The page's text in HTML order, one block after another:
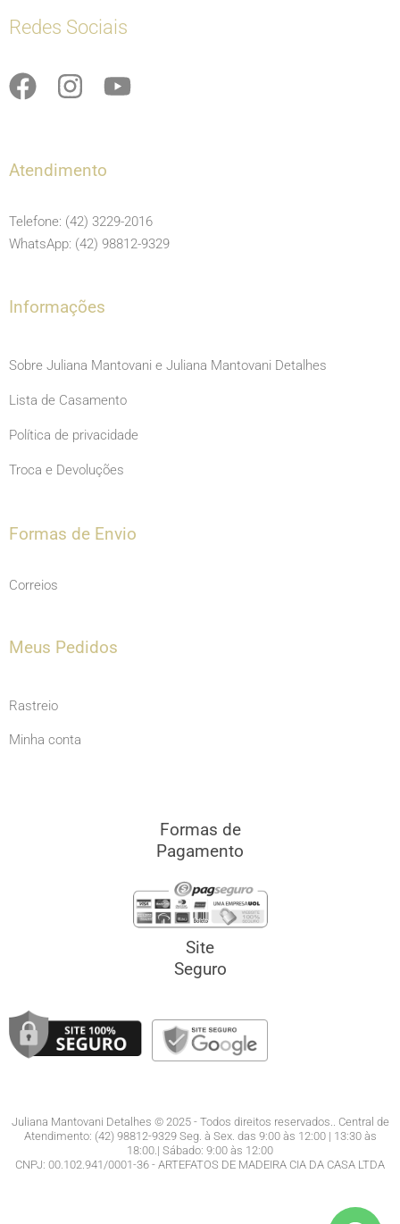
Redes Sociais
F
e
o
o
I
t
g
r
m
Y
b
e
Atendimento
Telefone: (42) 3229-2016
WhatsApp: (42) 98812-9329
Informações
Sobre Juliana Mantovani e Juliana Mantovani Detalhes
Lista de Casamento
Política de privacidade
Troca e Devoluções
Formas de Envio
Correios
Meus Pedidos
Rastreio
Minha conta
Formas de
Pagamento
Site
Seguro
Juliana Mantovani Detalhes © 2025 - Todos direitos reservados.. Central de
Atendimento: (42) 98812-9329 Seg. à Sex. das 9:00 às 12:00 | 13:30 às
18:00.| Sábado: 9:00 às 12:00
CNPJ: 00.102.941/0001-36 - ARTEFATOS DE MADEIRA CIA DA CASA LTDA